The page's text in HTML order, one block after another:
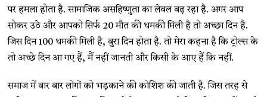
पर हमला होता है. सामाजिक असहिष्णुता का लेवल बढ़ रहा है. अगर आप
सोकर उठे और आपको सिर्फ 20 मौत की धमकी मिली है तो अच्छा दिन है.
जिस दिन 100 धमकी मिली है, बुरा दिन होता है. तो मेरा कहना है कि ट्रोल्स के
तो अच्छे दिन आ गए हैं, मैं नहीं जानती और किसी के आए हैं कि नहीं.
समाज में बार बार लोगों को भड़काने की कोशिश की जाती है. जिस तरह से